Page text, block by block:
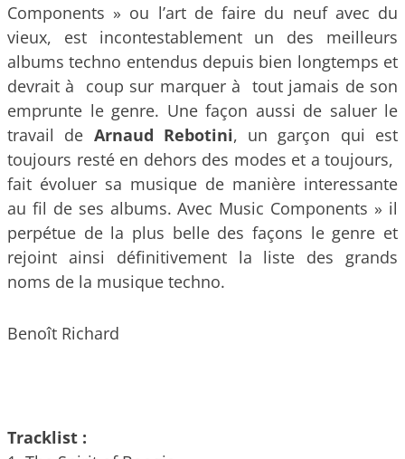
Components » ou l’art de faire du neuf avec du
vieux, est incontestablement un des meilleurs
albums techno entendus depuis bien longtemps et
devrait à coup sur marquer à tout jamais de son
emprunte le genre. Une façon aussi de saluer le
travail de Arnaud Rebotini, un garçon qui est
toujours resté en dehors des modes et a toujours,
fait évoluer sa musique de manière interessante
au fil de ses albums. Avec Music Components » il
perpétue de la plus belle des façons le genre et
rejoint ainsi définitivement la liste des grands
noms de la musique techno.
Benoît Richard
Tracklist :